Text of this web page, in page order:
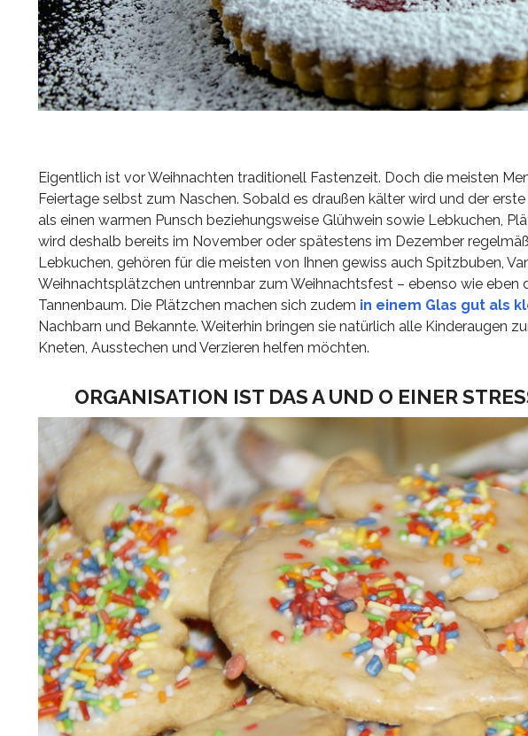
Eigentlich ist vor Weihnachten traditionell Fastenzeit. Doch die meisten
Feiertage selbst zum Naschen. Sobald es draußen kälter wird und der
als einen warmen Punsch beziehungsweise Glühwein sowie Lebkuchen,
wird deshalb bereits im November oder spätestens im Dezember
Lebkuchen, gehören für die meisten von Ihnen gewiss auch Spitzbuben,
Weihnachtsplätzchen untrennbar zum Weihnachtsfest – ebenso wie
Tannenbaum. Die Plätzchen machen sich zudem in einem Glas gut als
Nachbarn und Bekannte. Weiterhin bringen sie natürlich alle Kinderaugen
Kneten, Ausstechen und Verzieren helfen möchten.
ORGANISATION IST DAS A UND O EINER